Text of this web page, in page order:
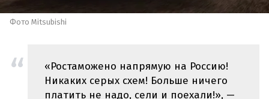
Фото Mitsubishi
«Ростаможено напрямую на Россию!
Никаких серых схем! Больше ничего
платить не надо, сели и поехали!», —